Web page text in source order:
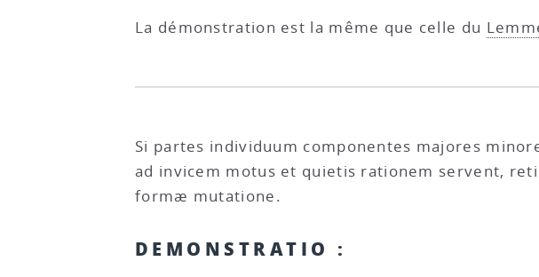
La démonstration est la même que celle du
Si partes individuum componentes majores
ad invicem motus et quietis rationem servent,
formæ mutatione.
DEMONSTRATIO :